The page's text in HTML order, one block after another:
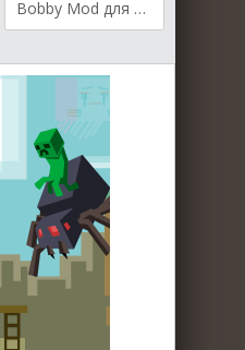
Bobby Mod для Майнкрафт [1.19.4, 1.19.3, 1.19.2]